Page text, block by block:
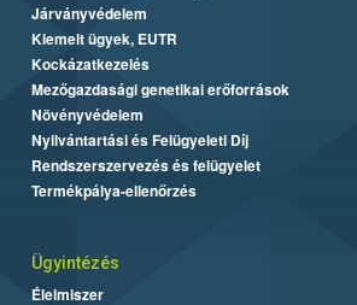
Járványvédelem
Kiemelt ügyek, EUTR
Kockázatkezelés
Mezőgazdasági genetikai erőforrások
Növényvédelem
Nyilvántartási és Felügyeleti Díj
Rendszerszervezés és felügyelet
Termékpálya-ellenőrzés
Ügyintézés
Élelmiszer